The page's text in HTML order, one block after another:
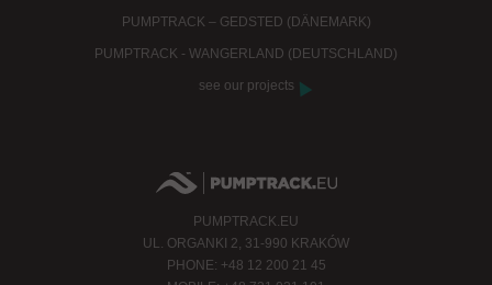
PUMPTRACK – GEDSTED (DÄNEMARK)
PUMPTRACK - WANGERLAND (DEUTSCHLAND)
see our projects
PUMPTRACK.EU
UL. ORGANKI 2, 31-990 KRAKÓW
PHONE: +48 12 200 21 45